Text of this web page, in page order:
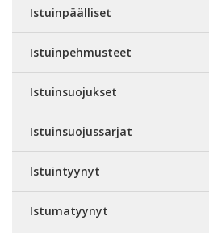
Istuinpäälliset
Istuinpehmusteet
Istuinsuojukset
Istuinsuojussarjat
Istuintyynyt
Istumatyynyt